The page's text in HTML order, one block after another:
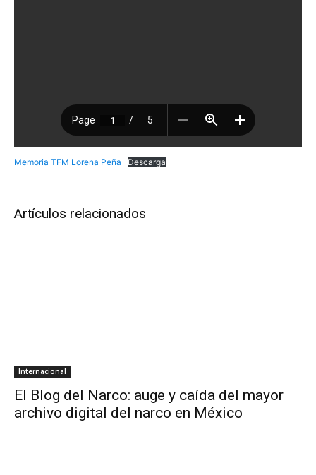
Memoria TFM Lorena Peña Descarga
Artículos relacionados
Internacional
El Blog del Narco: auge y caída del mayor
archivo digital del narco en México